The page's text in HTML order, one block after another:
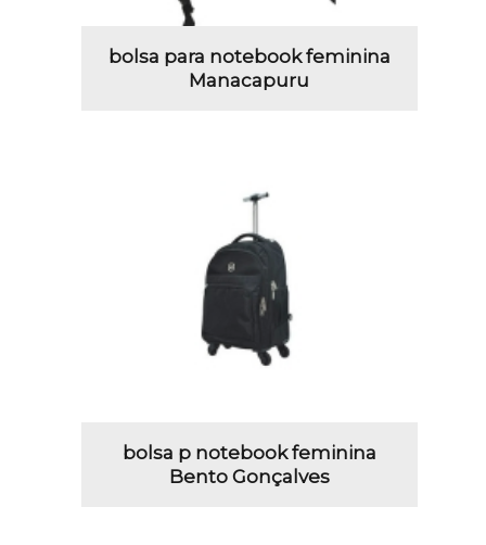
bolsa para notebook feminina
Manacapuru
bolsa p notebook feminina
Bento Gonçalves